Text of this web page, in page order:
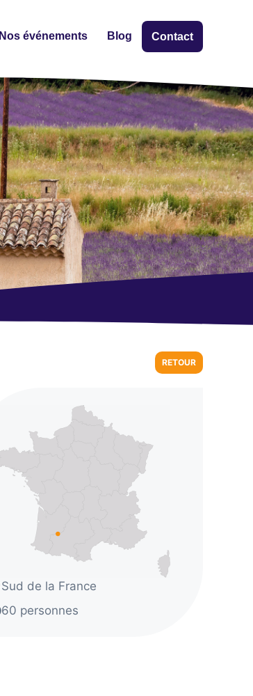
Nos événements Blog Contact
RETOUR
Sud de la France
60 personnes